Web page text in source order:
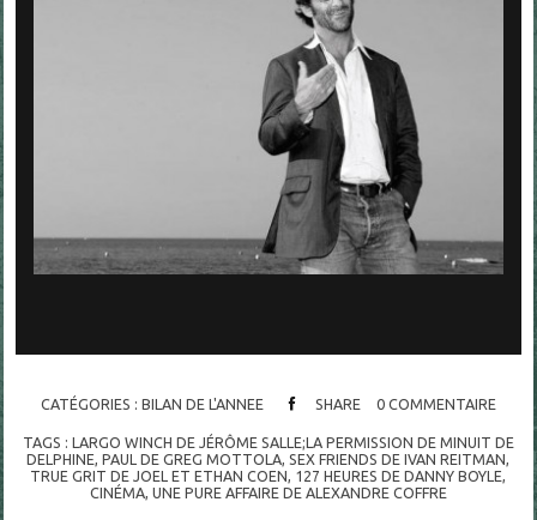
CATÉGORIES : BILAN DE L'ANNEE SHARE 0 COMMENTAIRE
TAGS : LARGO WINCH DE JÉRÔME SALLE;LA PERMISSION DE MINUIT DE
DELPHINE,PAUL DE GREG MOTTOLA,SEX FRIENDS DE IVAN REITMAN,
TRUE GRIT DE JOEL ET ETHAN COEN, 127 HEURES DE DANNY BOYLE,
CINÉMA, UNE PURE AFFAIRE DE ALEXANDRE COFFRE